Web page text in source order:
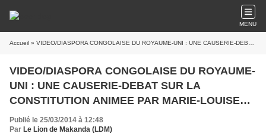
MENU
Accueil » VIDEO/DIASPORA CONGOLAISE DU ROYAUME-UNI : UNE CAUSERIE-DEBAT SUR LA CONSTITUTION ANIMEE PAR MARIE-LOUISE ABIA ENTRE AUTRES SUJETS
VIDEO/DIASPORA CONGOLAISE DU ROYAUME-
UNI : UNE CAUSERIE-DEBAT SUR LA
CONSTITUTION ANIMEE PAR MARIE-LOUISE
ABIA ENTRE AUTRES SUJETS
Publié le 25/03/2014 à 12:48
Par Le Lion de Makanda (LDM)